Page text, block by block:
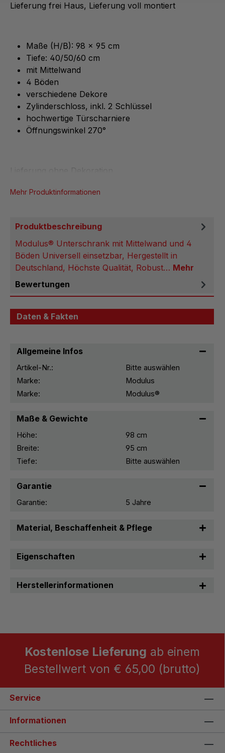
Lieferung frei Haus, Lieferung voll montiert
Maße (H/B): 98 x 95 cm
Tiefe: 40/50/60 cm
mit Mittelwand
4 Böden
verschiedene Dekore
Zylinderschloss, inkl. 2 Schlüssel
hochwertige Türscharniere
Öffnungswinkel 270°
Mehr Produktinformationen
Produktbeschreibung
Modulus® Unterschrank mit Mittelwand und 4
Böden Universell einsetzbar, Hergestellt in
Deutschland, Höchste Qualität, Robust… Mehr
Bewertungen
Daten & Fakten
Allgemeine Infos
Artikel-Nr.:
Bitte auswählen
Marke:
Modulus
Marke:
Modulus®
Maße & Gewichte
Höhe:
98 cm
Breite:
95 cm
Tiefe:
Bitte auswählen
Garantie
Garantie: 5 Jahre
Material, Beschaffenheit & Pflege
Eigenschaften
Herstellerinformationen
Kostenlose Lieferung ab einem
Bestellwert von € 65,00 (brutto)
Service
Informationen
Rechtliches